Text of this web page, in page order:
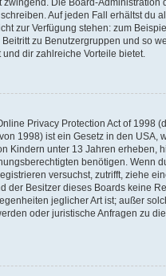
Auf jeden Fall erhältst du
zur Verfügung stehen: zum
zu Benutzergruppen und so
dir zahlreiche Vorteile bietet.
Privacy Protection Act of 1998
1998) ist ein Gesetz in den USA,
Kindern unter 13 Jahren erheben,
benötigen. Wenn
versuchst, zutrifft, ziehe
der Besitzer dieses Boards keine
jeglicher Art ist; außer
oder juristische Anfragen zu